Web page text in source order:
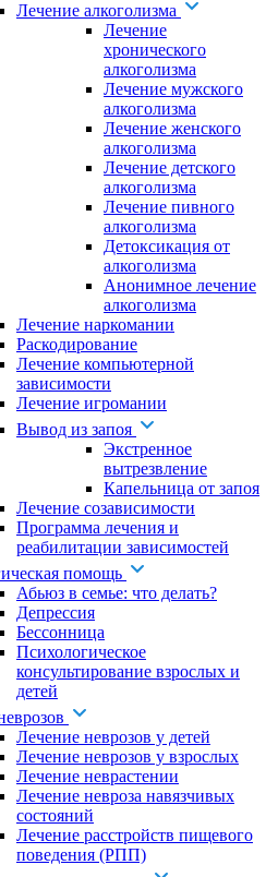
Лечение алкоголизма
Лечение
хронического
алкоголизма
Лечение мужского
алкоголизма
Лечение женского
алкоголизма
Лечение детского
алкоголизма
Лечение пивного
алкоголизма
Детоксикация от
алкоголизма
Анонимное лечение
алкоголизма
Лечение наркомании
Раскодирование
Лечение компьютерной
зависимости
Лечение игромании
Вывод из запоя
Экстренное
вытрезвление
Капельница от запоя
Лечение созависимости
Программа лечения и
реабилитации зависимостей
помощь
Абьюз в семье: что делать?
Депрессия
Бессонница
Психологическое
консультирование взрослых и
детей
Лечение неврозов у детей
Лечение неврозов у взрослых
Лечение неврастении
Лечение невроза навязчивых
состояний
Лечение расстройств пищевого
поведения (РПП)